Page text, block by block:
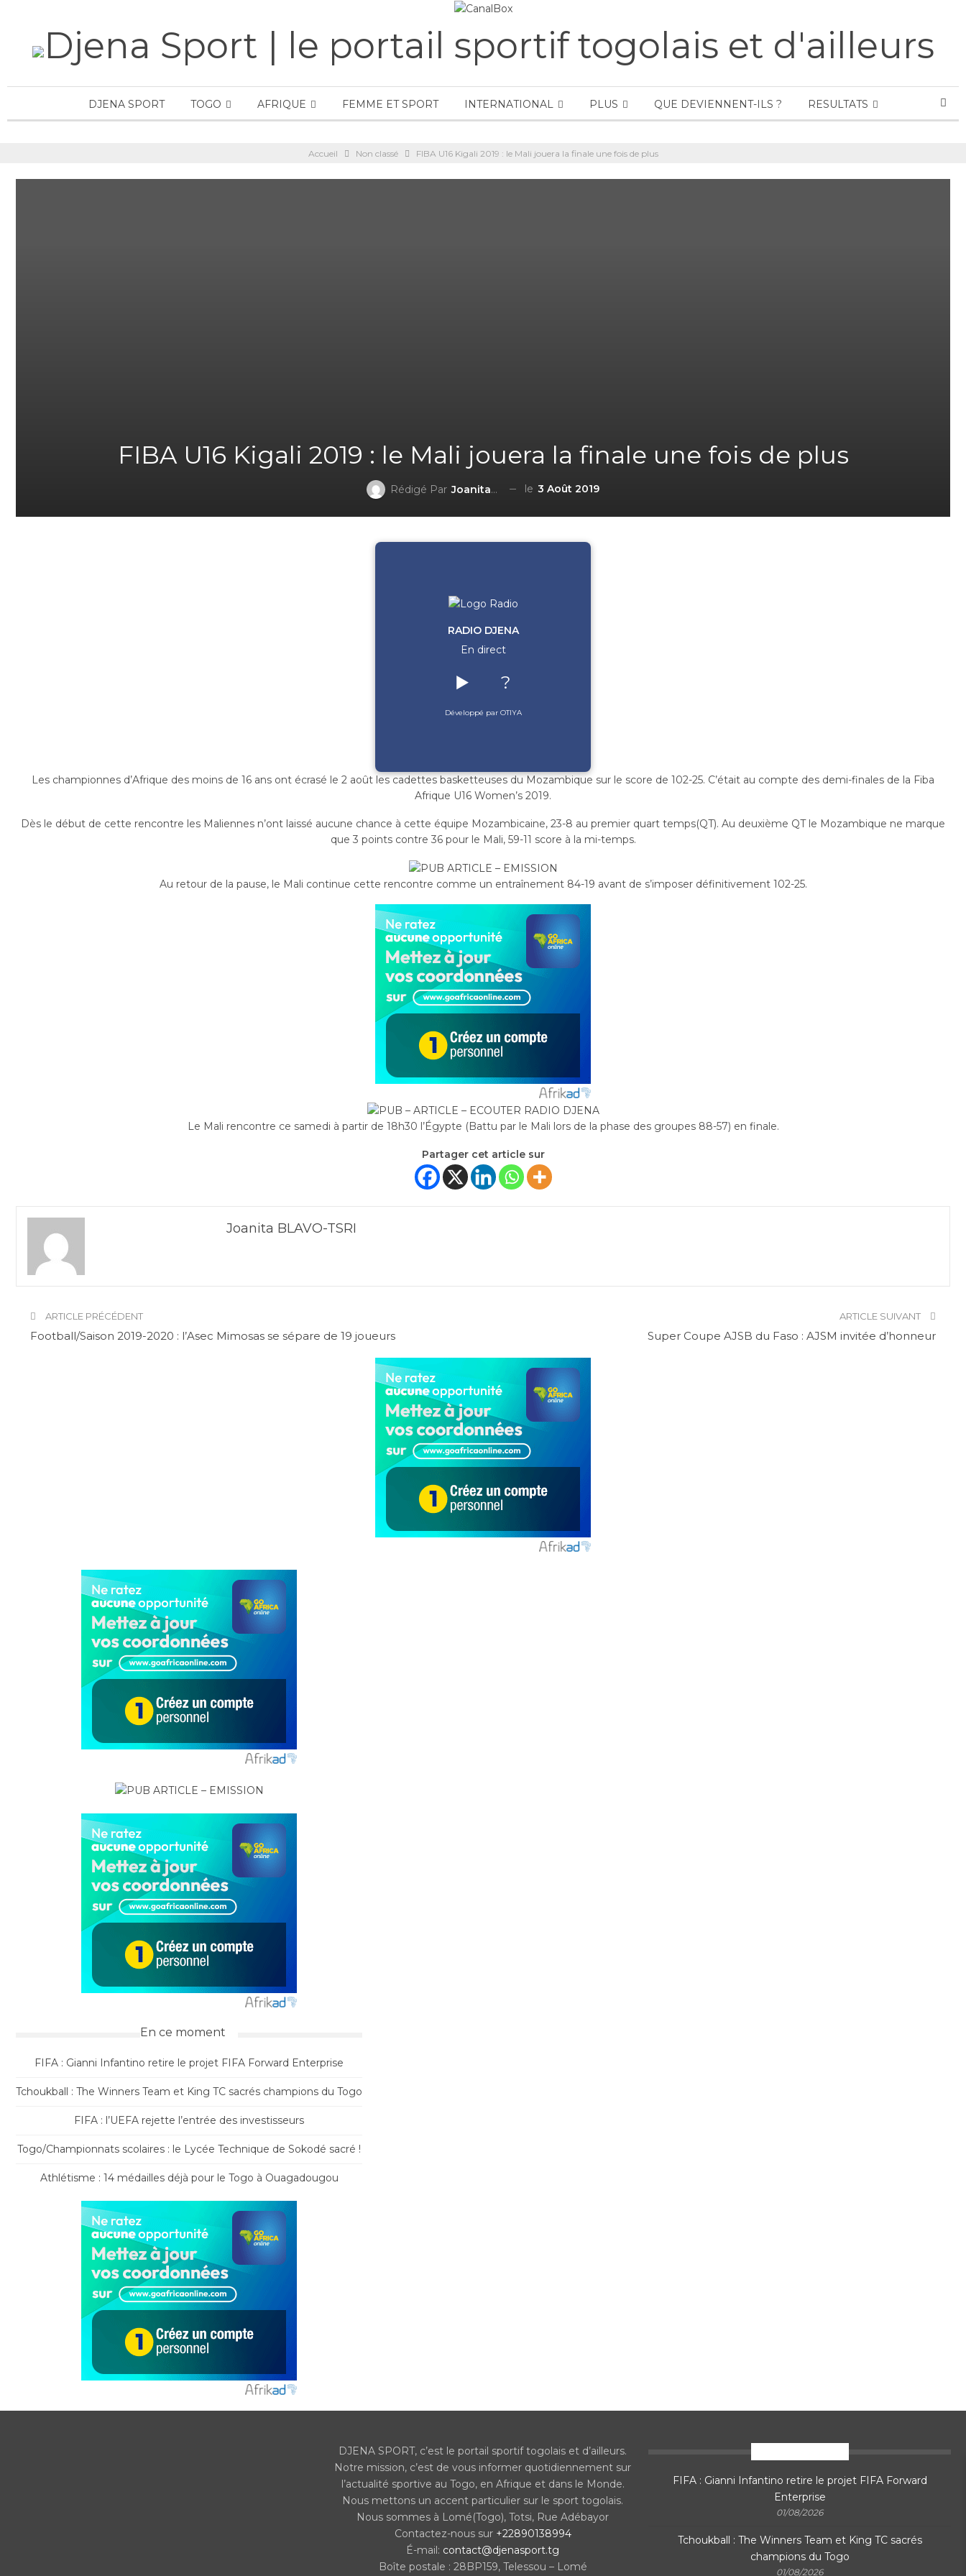
DJENA SPORT TOGO AFRIQUE FEMME ET SPORT INTERNATIONAL PLUS QUE DEVIENNENT-ILS ? RESULTATS
Accueil Non classé FIBA U16 Kigali 2019 : le Mali jouera la finale une fois de plus
FIBA U16 Kigali 2019 : le Mali jouera la finale une fois de plus
Rédigé Par Joanita BLAVO-TSRI le 3 Août 2019
RADIO DJENA
En direct
▶️ ?
Développé par OTIYA
Les championnes d’Afrique des moins de 16 ans ont écrasé le 2 août les cadettes basketteuses du Mozambique sur le score de 102-25. C’était au compte des demi-finales de la Fiba
Afrique U16 Women’s 2019.
Dès le début de cette rencontre les Maliennes n’ont laissé aucune chance à cette équipe Mozambicaine, 23-8 au premier quart temps(QT). Au deuxième QT le Mozambique ne marque
que 3 points contre 36 pour le Mali, 59-11 score à la mi-temps.
Au retour de la pause, le Mali continue cette rencontre comme un entraînement 84-19 avant de s’imposer définitivement 102-25.
Le Mali rencontre ce samedi à partir de 18h30 l’Égypte (Battu par le Mali lors de la phase des groupes 88-57) en finale.
Partager cet article sur
Joanita BLAVO-TSRI
ARTICLE PRÉCÉDENT
Football/Saison 2019-2020 : l’Asec Mimosas se sépare de 19 joueurs
ARTICLE SUIVANT
Super Coupe AJSB du Faso : AJSM invitée d’honneur
En ce moment
FIFA : Gianni Infantino retire le projet FIFA Forward Enterprise
Tchoukball : The Winners Team et King TC sacrés champions du Togo
FIFA : l’UEFA rejette l’entrée des investisseurs
Togo/Championnats scolaires : le Lycée Technique de Sokodé sacré !
Athlétisme : 14 médailles déjà pour le Togo à Ouagadougou
DJENA SPORT, c’est le portail sportif togolais et d’ailleurs.
Notre mission, c’est de vous informer quotidiennement sur
l’actualité sportive au Togo, en Afrique et dans le Monde.
Nous mettons un accent particulier sur le sport togolais.
Nous sommes à Lomé(Togo), Totsi, Rue Adébayor
Contactez-nous sur +22890138994
É-mail: contact@djenasport.tg
Boîte postale : 28BP159, Telessou – Lomé
FIFA : Gianni Infantino retire le projet FIFA Forward
Enterprise
01/08/2026
Tchoukball : The Winners Team et King TC sacrés
champions du Togo
01/08/2026